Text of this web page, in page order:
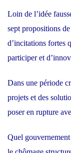
Loin de l’idée
sept propositions
d’incitations fortes
participer et
Dans une période
projets et des
poser en rupture
Quel